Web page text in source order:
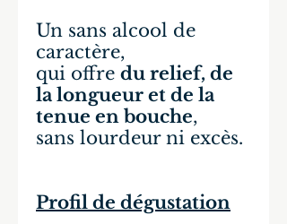
Un sans alcool de
caractère,
qui offre du relief, de
la longueur et de la
tenue en bouche,
sans lourdeur ni excès.
Profil de dégustation